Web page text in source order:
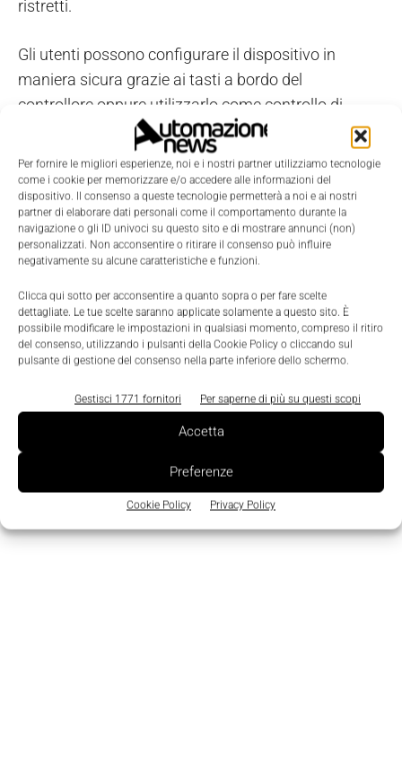
Per fornire le migliori esperienze, noi e i nostri partner utilizziamo tecnologie
come i cookie per memorizzare e/o accedere alle informazioni del
dispositivo. Il consenso a queste tecnologie permetterà a noi e ai nostri
partner di elaborare dati personali come il comportamento durante la
navigazione o gli ID univoci su questo sito e di mostrare annunci (non)
personalizzati. Non acconsentire o ritirare il consenso può influire
negativamente su alcune caratteristiche e funzioni.
Clicca qui sotto per acconsentire a quanto sopra o per fare scelte
dettagliate. Le tue scelte saranno applicate solamente a questo sito. È
possibile modificare le impostazioni in qualsiasi momento, compreso il ritiro
del consenso, utilizzando i pulsanti della Cookie Policy o cliccando sul
pulsante di gestione del consenso nella parte inferiore dello schermo.
Gestisci 1771 fornitori Per saperne di più su questi scopi
Accetta
Preferenze
Cookie Policy Privacy Policy
ristretti.
Gli utenti possono configurare il dispositivo in
maniera sicura grazie ai tasti a bordo del
controllore oppure utilizzarlo come controllo di
backup su un PLC. Allarmi di alto livello e la gestione
di backup del livello aiutano ad evitare la
tracimazione del materiale, garantendo la sicurezza
del personale, delle attrezzature e dell'ambiente
circostante.
business; significa analizzare e identificare le aree di
miglioramento dalla comodità di una sala di
controllo oppure connettendo questi controllori
protocolli standard.
Siemens Italia